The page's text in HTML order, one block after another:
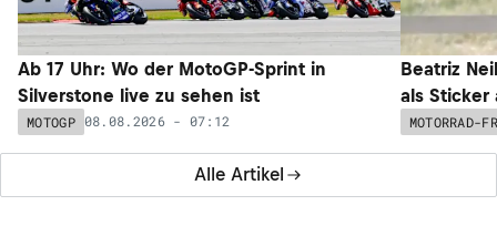
Alle Artikel
Ab 17 Uhr: Wo der MotoGP-Sprint in
Silverstone live zu sehen ist
MOTOGP 08.08.2026 - 07:12
Beatriz
als Sticker
MOTORRAD-